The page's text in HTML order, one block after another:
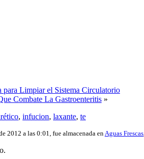
para Limpiar el Sistema Circulatorio
Combate La Gastroenteritis »
, infucion, laxante, te
2012 a las 0:01, fue almacenada en Aguas Frescas